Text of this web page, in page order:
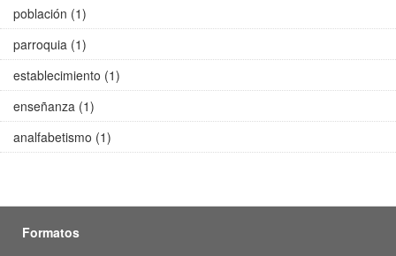
población (1)
parroquia (1)
establecimiento (1)
enseñanza (1)
analfabetismo (1)
Formatos